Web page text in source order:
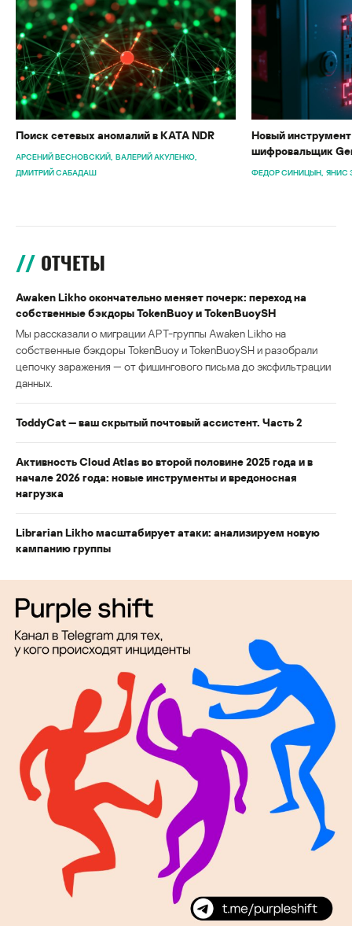
Поиск сетевых аномалий в KATA NDR
АРСЕНИЙ ВЕСНОВСКИЙ ВАЛЕРИЙ АКУЛЕНКО
ДМИТРИЙ САБАДАШ
Новый
шифровальщик
ФЕДОР СИНИЦЫН ЯНИС
ОТЧЕТЫ
Awaken Likho окончательно меняет почерк: переход на
собственные бэкдоры TokenBuoy и TokenBuoySH
Мы рассказали о миграции APT-группы Awaken Likho на
собственные бэкдоры TokenBuoy и TokenBuoySH и разобрали
цепочку заражения — от фишингового письма до эксфильтрации
данных.
ToddyCat — ваш скрытый почтовый ассистент. Часть 2
Активность Cloud Atlas во второй половине 2025 года и в
начале 2026 года: новые инструменты и вредоносная
нагрузка
Librarian Likho масштабирует атаки: анализируем новую
кампанию группы